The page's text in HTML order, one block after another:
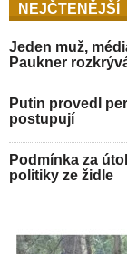
NEJČTENĚJŠÍ
Jeden muž,
Paukner
Putin provedl
postupují
Podmínka za
politiky ze židle